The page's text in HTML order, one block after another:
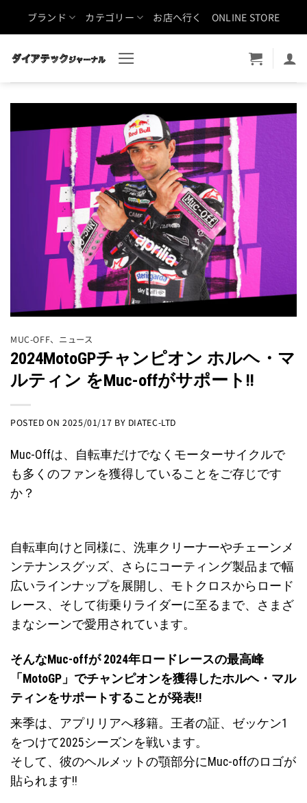
ブランド カテゴリー お店へ行く ONLINE STORE
MUC-OFF、 ニュース
2024MotoGPチャンピオン ホルヘ・マ
ルティン をMuc-offがサポート!!
POSTED ON2025/01/17 BY DIATEC-LTD
Muc-Offは、自転車だけでなくモーターサイクルで
も多くのファンを獲得していることをご存じです
か？
自転車向けと同様に、洗車クリーナーやチェーンメ
ンテナンスグッズ、さらにコーティング製品まで幅
広いラインナップを展開し、モトクロスからロード
レース、そして街乗りライダーに至るまで、さまざ
まなシーンで愛用されています。
そんなMuc-offが 2024年ロードレースの最高峰
「MotoGP」でチャンピオンを獲得したホルヘ・マル
ティンをサポートすることが発表!!
来季は、アプリリアへ移籍。王者の証、ゼッケン1
をつけて2025シーズンを戦います。
そして、彼のヘルメットの顎部分にMuc-offのロゴが
貼られます!!